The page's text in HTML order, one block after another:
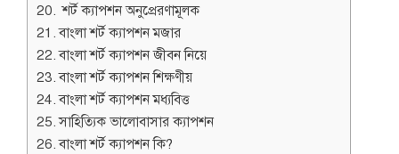
শর্ট ক্যাপশন অনুপ্রেরণামূলক
বাংলা শর্ট ক্যাপশন মজার
বাংলা শর্ট ক্যাপশন জীবন নিয়ে
বাংলা শর্ট ক্যাপশন শিক্ষণীয়
বাংলা শর্ট ক্যাপশন মধ্যবিত্ত
সাহিত্যিক ভালোবাসার ক্যাপশন
বাংলা শর্ট ক্যাপশন কি?